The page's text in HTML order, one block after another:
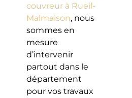
couvreur à Rueil-
Malmaison, nous
sommes en
mesure
d’intervenir
partout dans le
département
pour vos travaux